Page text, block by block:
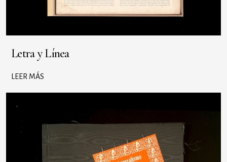
Letra y Línea
LEER MÁS